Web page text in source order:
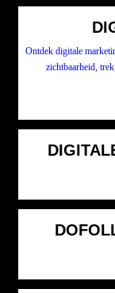
Ontdek digitale
zichtbaarheid,